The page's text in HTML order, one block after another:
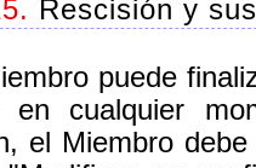
Rescisión y
puede
en cualquier
el Miembro